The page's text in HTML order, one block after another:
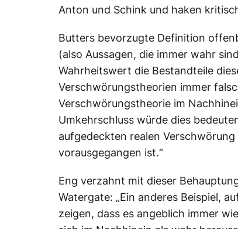
Anton und Schink und haken
Butters bevorzugte Definition
(also Aussagen, die immer wahr
Wahrheitswert die Bestandteile
Verschwörungstheorien immer
Verschwörungstheorie im
Umkehrschluss würde dies
aufgedeckten realen
vorausgegangen ist.“
Eng verzahnt mit dieser
Watergate: „Ein anderes Beispiel,
zeigen, dass es angeblich immer